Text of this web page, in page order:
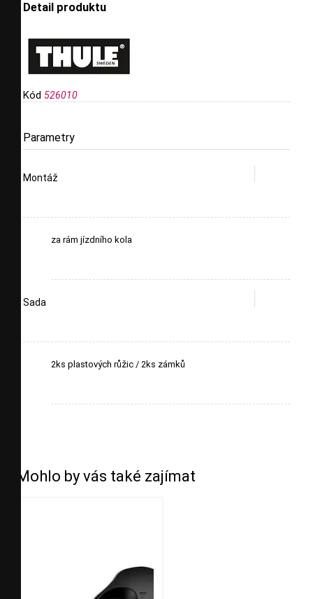
Detail produktu
Kód 526010
Parametry
Montáž
za rám jízdního kola
Sada
2ks plastových růžic / 2ks zámků
Mohlo by vás také zajímat